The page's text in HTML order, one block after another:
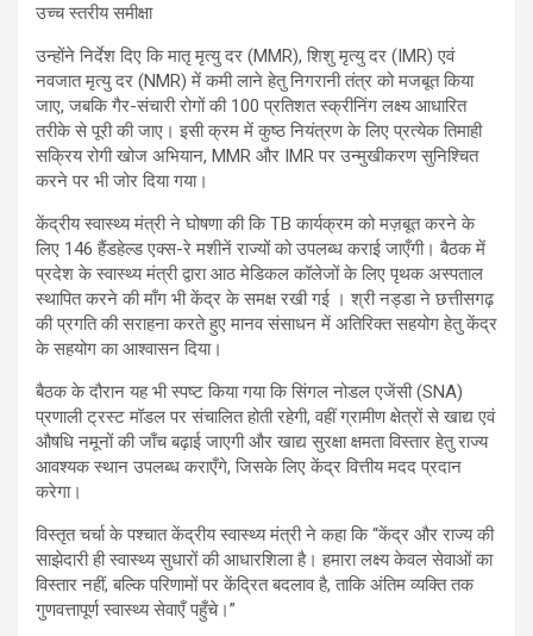
उन्होंने निर्देश दिए कि मातृ मृत्यु दर (MMR), शिशु मृत्यु दर (IMR) एवं
नवजात मृत्यु दर (NMR) में कमी लाने हेतु निगरानी तंत्र को मजबूत किया
जाए, जबकि गैर-संचारी रोगों की 100 प्रतिशत स्क्रीनिंग लक्ष्य आधारित
तरीके से पूरी की जाए। इसी क्रम में कुष्ठ नियंत्रण के लिए प्रत्येक तिमाही
सक्रिय रोगी खोज अभियान, MMR और IMR पर उन्मुखीकरण सुनिश्चित
करने पर भी जोर दिया गया।
केंद्रीय स्वास्थ्य मंत्री ने घोषणा की कि TB कार्यक्रम को मज़बूत करने के
लिए 146 हैंडहेल्ड एक्स-रे मशीनें राज्यों को उपलब्ध कराई जाएँगी। बैठक में
प्रदेश के स्वास्थ्य मंत्री द्वारा आठ मेडिकल कॉलेजों के लिए पृथक अस्पताल
स्थापित करने की माँग भी केंद्र के समक्ष रखी गई । श्री नड्डा ने छत्तीसगढ़
की प्रगति की सराहना करते हुए मानव संसाधन में अतिरिक्त सहयोग हेतु केंद्र
के सहयोग का आश्वासन दिया।
बैठक के दौरान यह भी स्पष्ट किया गया कि सिंगल नोडल एजेंसी (SNA)
प्रणाली ट्रस्ट मॉडल पर संचालित होती रहेगी, वहीं ग्रामीण क्षेत्रों से खाद्य एवं
औषधि नमूनों की जाँच बढ़ाई जाएगी और खाद्य सुरक्षा क्षमता विस्तार हेतु राज्य
आवश्यक स्थान उपलब्ध कराएँगे, जिसके लिए केंद्र वित्तीय मदद प्रदान
करेगा।
विस्तृत चर्चा के पश्चात केंद्रीय स्वास्थ्य मंत्री ने कहा कि “केंद्र और राज्य की
साझेदारी ही स्वास्थ्य सुधारों की आधारशिला है। हमारा लक्ष्य केवल सेवाओं का
विस्तार नहीं, बल्कि परिणामों पर केंद्रित बदलाव है, ताकि अंतिम व्यक्ति तक
गुणवत्तापूर्ण स्वास्थ्य सेवाएँ पहुँचे।”